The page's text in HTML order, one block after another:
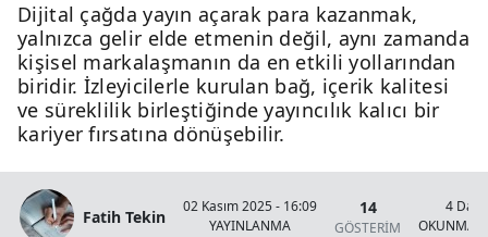
Dijital çağda yayın açarak para kazanmak,
yalnızca gelir elde etmenin değil, aynı zamanda
kişisel markalaşmanın da en etkili yollarından
biridir. İzleyicilerle kurulan bağ, içerik kalitesi
ve süreklilik birleştiğinde yayıncılık kalıcı bir
kariyer fırsatına dönüşebilir.
Fatih Tekin
02 Kasım 2025 - 16:09
YAYINLANMA
14
GÖSTERİM
4
OKUNMA